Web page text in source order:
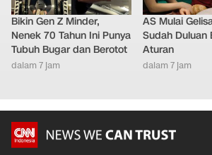
Bikin Gen Z Minder,
Nenek 70 Tahun Ini Punya
Tubuh Bugar dan Berotot
dalam 7 jam
AS Mulai
Sudah Duluan
Aturan
dalam 7 jam